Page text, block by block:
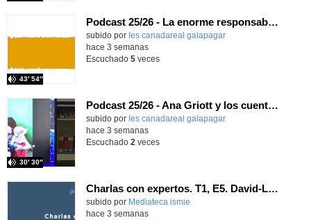
Podcast 25/26 - La enorme responsabilidad de ser juez
subido por Ies canadareal galapagar
43′ 54″
-
hace 3 semanas
Escuchado 5veces
Podcast 25/26 - Ana Griott y los cuentos de las voces olvidadas
subido por Ies canadareal galapagar
30′ 30″
-
hace 3 semanas
Escuchado 2 veces
Charlas con expertos. T1, E5. David-Li Ilundáin Reviriego
subido por Mediateca ismie
hace 3 semanas